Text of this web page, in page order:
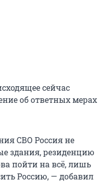
сейчас
об ответных мерах
СВО Россия не
здания, резиденцию
пойти на всё, лишь
Россию, — добавил